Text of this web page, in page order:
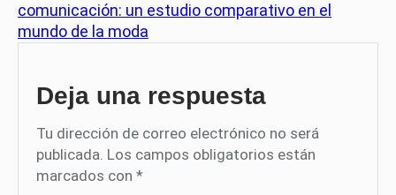
comunicación: un estudio comparativo en el
mundo de la moda
Deja una respuesta
Tu dirección de correo electrónico no será
publicada. Los campos obligatorios están
marcados con *